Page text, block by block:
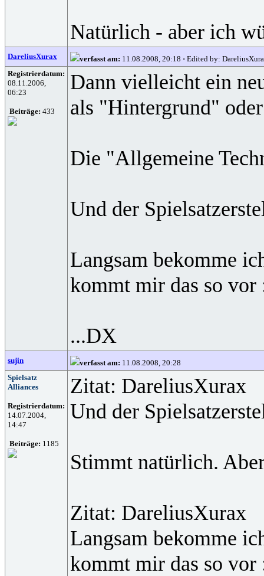
Natürlich - aber ich
DareliusXurax verfasst am: 11.08.2008, 20:18 · Edited by:
Registrierdatum:
08.11.2006,
06:23
Beiträge: 433
Dann vielleicht ein
als "Hintergrund"
Die "Allgemeine
Und der
Langsam bekomme
kommt mir das so vor
...DX
sujin verfasst am: 11.08.2008, 20:28
Spielsatz
Alliances
Registrierdatum:
14.07.2004,
14:47
Beiträge: 1185
Zitat: DareliusXurax
Und der
Stimmt natürlich.
Zitat: DareliusXurax
Langsam bekomme
kommt mir das so vor